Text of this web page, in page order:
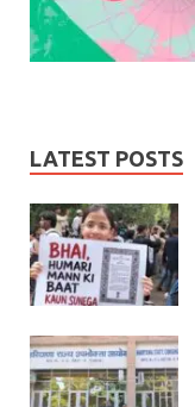
LATEST POSTS